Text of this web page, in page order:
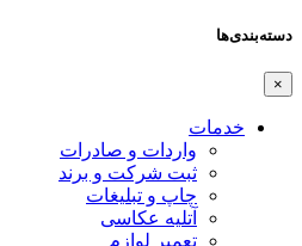
دسته‌بندی‌ها
×
خدمات
واردات و صادرات
ثبت شرکت و برند
چاپ و تبلیغات
آتلیه عکاسی
تعمیر لوازم